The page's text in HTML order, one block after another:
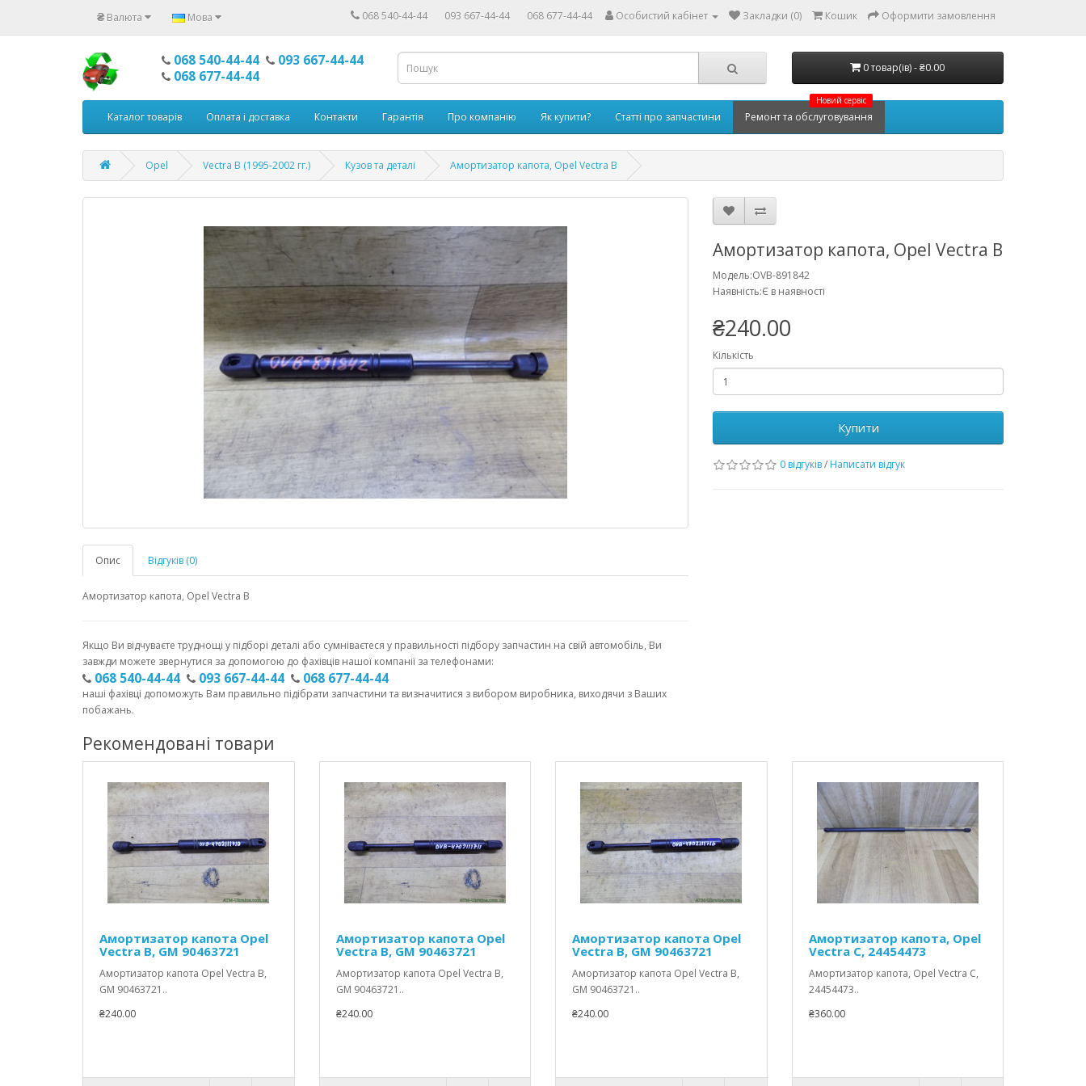
₴ Валюта Мова 068 540-44-44 093 667-44-44 068 677-44-44 Особистий кабінет Закладки (0) Кошик Оформити замовлення
068 540-44-44
093 667-44-44
068 677-44-44
0 товар(ів) - ₴0.00
Каталог товарів Оплата і доставка Контакти Гарантія Про компанію Як купити? Статті про запчастини
Новий сервіс
Ремонт та обслуговування
Opel Vectra B (1995-2002 гг.) Кузов та деталі Амортизатор капота, Opel Vectra B
Опис Відгуків (0)
Амортизатор капота, Opel Vectra B
Якщо Ви відчуваєте труднощі у підборі деталі або сумніваєтеся у правильності підбору запчастин на свій автомобіль, Ви
завжди можете звернутися за допомогою до фахівців нашої компанії за телефонами:
068 540-44-44 093 667-44-44 068 677-44-44
наші фахівці допоможуть Вам правильно підібрати запчастини та визначитися з вибором виробника, виходячи з Ваших
побажань.
Амортизатор капота, Opel Vectra B
Модель:OVB-891842
Наявність:Є в наявності
₴240.00
Кількість
Купити
0 відгуків/ Написати відгук
Рекомендовані товари
Амортизатор капота Opel
Vectra B, GM 90463721
Амортизатор капота Opel Vectra B,
GM 90463721..
₴240.00
Амортизатор капота Opel
Vectra B, GM 90463721
Амортизатор капота Opel Vectra B,
GM 90463721..
₴240.00
Амортизатор капота Opel
Vectra B, GM 90463721
Амортизатор капота Opel Vectra B,
GM 90463721..
₴240.00
Амортизатор капота, Opel
Vectra C, 24454473
Амортизатор капота, Opel Vectra C,
24454473..
₴360.00